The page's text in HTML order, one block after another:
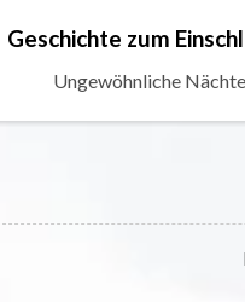
Geschichte zum
Ungewöhnliche Nächte